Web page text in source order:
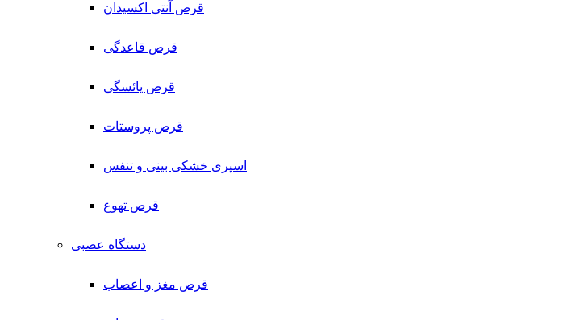
قرص آنتی اکسیدان
قرص قاعدگی
قرص یائسگی
قرص پروستات
اسپری خشکی بینی و تنفس
قرص تهوع
دستگاه عصبی
قرص مغز و اعصاب